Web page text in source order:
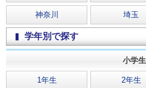
神奈川 埼玉
学年別で探す
小学生
1年生 2年生